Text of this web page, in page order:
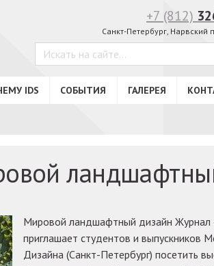
+7 (812)
Санкт-Петербург, Нарвский
IDS СОБЫТИЯ ГАЛЕРЕЯ
Мировой ландшафтный дизайн
приглашает студентов и
Дизайна (Санкт-Петербург) посетить